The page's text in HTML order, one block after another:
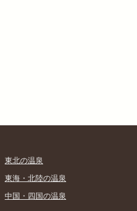
東北の温泉
東海・北陸の温泉
中国・四国の温泉